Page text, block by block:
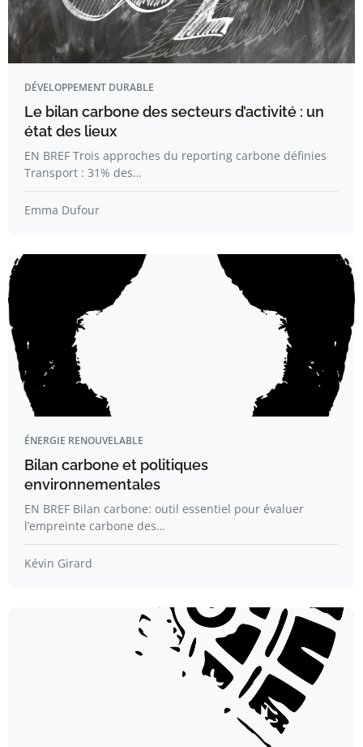
DÉVELOPPEMENT DURABLE
Le bilan carbone des secteurs d’activité : un
état des lieux
EN BREF Trois approches du reporting carbone définies
Transport : 31% des…
Emma Dufour
ÉNERGIE RENOUVELABLE
Bilan carbone et politiques
environnementales
EN BREF Bilan carbone: outil essentiel pour évaluer
l’empreinte carbone des…
Kévin Girard